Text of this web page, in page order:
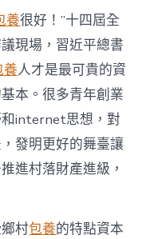
水
甜
心
寶
物
查
包
養
網
_
中
中
養很好！”十四屆全
現場，習近平總書
養人才是最可貴的資
本。很多青年創業
internet思想，對
發明更好的舞臺讓
進村落財產進級，
村包養的特點資本